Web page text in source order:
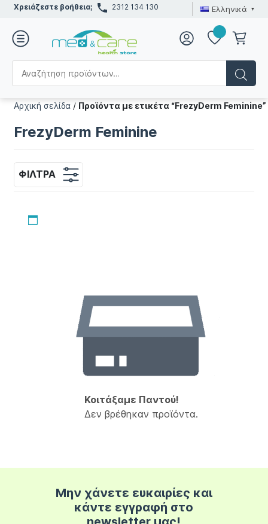
Χρειάζεστε βοήθεια; 2312 134 130 Ελληνικά
Αρχική σελίδα / Προϊόντα με ετικέτα “FrezyDerm Feminine”
FrezyDerm Feminine
ΦΊΛΤΡΑ
Κοιτάξαμε Παντού!
Δεν βρέθηκαν προϊόντα.
Μην χάνετε ευκαιρίες και
κάντε εγγραφή στο